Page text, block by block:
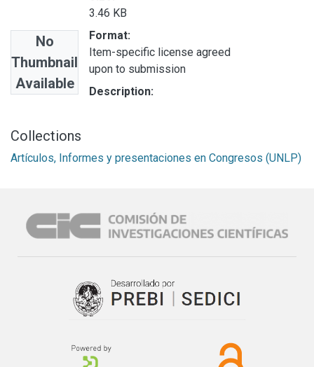
No
Thumbnail
Available
3.46 KB
Format:
Item-specific license agreed
upon to submission
Description:
Collections
Artículos, Informes y presentaciones en Congresos (UNLP)